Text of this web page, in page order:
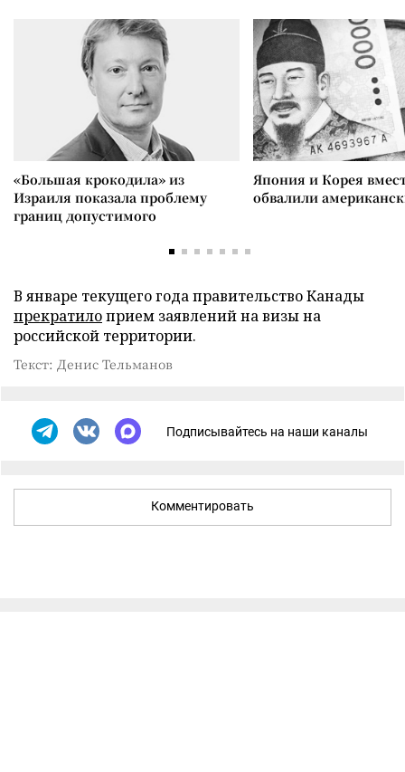
«Большая крокодила» из
Израиля показала проблему
границ допустимого
Япония и Корея
обвалили
В январе текущего года правительство Канады
прекратилоприем заявлений на визы на
российской территории.
Текст: Денис Тельманов
Подписывайтесь на наши каналы
Комментировать